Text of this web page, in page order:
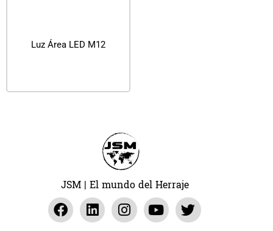
Luz Área LED M12
JSM | El mundo del Herraje